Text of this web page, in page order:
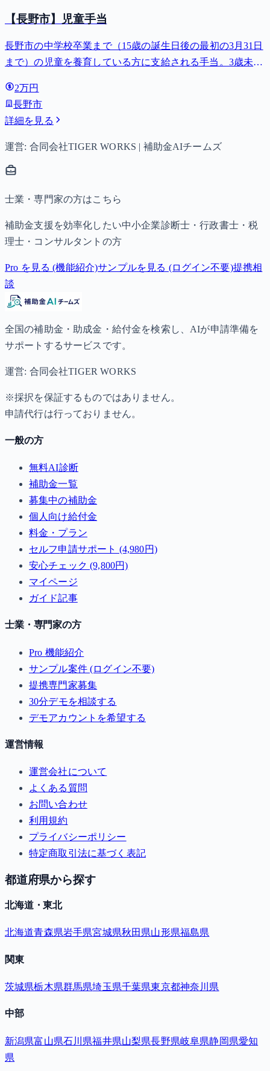
【長野市】児童手当
長野市の中学校卒業まで（15歳の誕生日後の最初の3月31日
まで）の児童を養育している方に支給される手当。3歳未満
子以降は15,000円）、中学生は月額10,000円。
2万円
長野市
詳細を見る
運営: 合同会社TIGER WORKS | 補助金AIチームズ
士業・専門家の方はこちら
補助金支援を効率化したい中小企業診断士・行政書士・税
理士・コンサルタントの方
Pro を見る (機能紹介)サンプルを見る (ログイン不要)提携相
談
全国の補助金・助成金・給付金を検索し、AIが申請準備を
サポートするサービスです。
運営: 合同会社TIGER WORKS
※採択を保証するものではありません。
申請代行は行っておりません。
一般の方
無料AI診断
補助金一覧
募集中の補助金
個人向け給付金
料金・プラン
セルフ申請サポート (4,980円)
安心チェック (9,800円)
マイページ
ガイド記事
士業・専門家の方
Pro 機能紹介
サンプル案件 (ログイン不要)
提携専門家募集
30分デモを相談する
デモアカウントを希望する
運営情報
運営会社について
よくある質問
お問い合わせ
利用規約
プライバシーポリシー
特定商取引法に基づく表記
都道府県から探す
北海道・東北
北海道青森県岩手県宮城県秋田県山形県福島県
関東
茨城県栃木県群馬県埼玉県千葉県東京都神奈川県
中部
新潟県富山県石川県福井県山梨県長野県岐阜県静岡県愛知
県